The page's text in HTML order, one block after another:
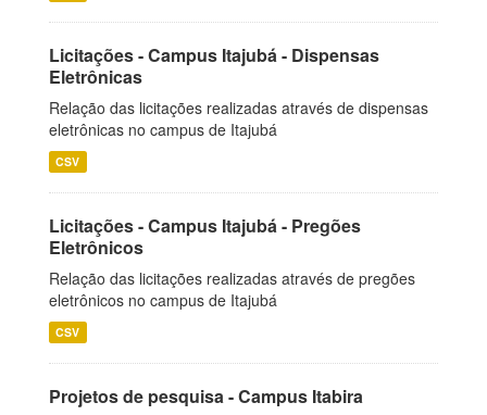
Licitações - Campus Itajubá - Dispensas
Eletrônicas
Relação das licitações realizadas através de dispensas
eletrônicas no campus de Itajubá
CSV
Licitações - Campus Itajubá - Pregões
Eletrônicos
Relação das licitações realizadas através de pregões
eletrônicos no campus de Itajubá
CSV
Projetos de pesquisa - Campus Itabira